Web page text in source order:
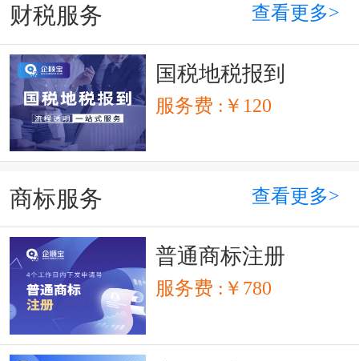
财税服务 查看更多>
国税地税报到
服务费 :￥120
商标服务 查看更多>
普通商标注册
服务费 :￥780